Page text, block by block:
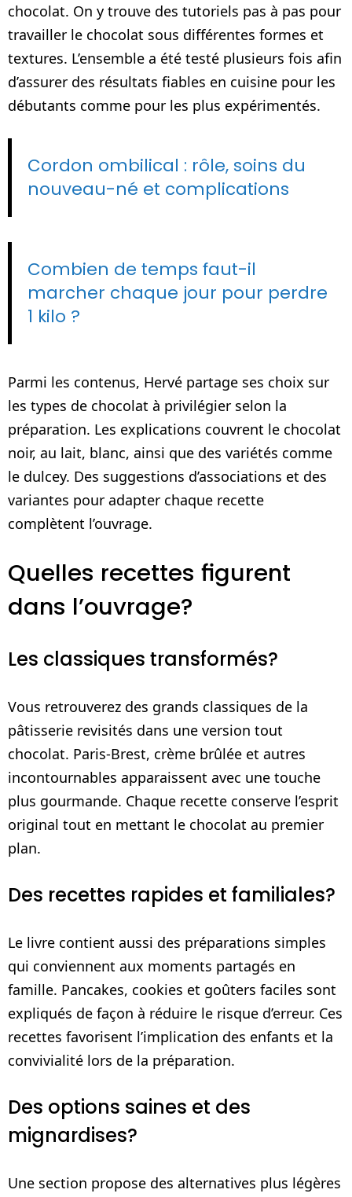
chocolat. On y trouve des tutoriels pas à pas pour
travailler le chocolat sous différentes formes et
textures. L’ensemble a été testé plusieurs fois afin
d’assurer des résultats fiables en cuisine pour les
débutants comme pour les plus expérimentés.
Cordon ombilical : rôle, soins du
nouveau-né et complications
Combien de temps faut-il
marcher chaque jour pour perdre
1 kilo ?
Parmi les contenus, Hervé partage ses choix sur
les types de chocolat à privilégier selon la
préparation. Les explications couvrent le chocolat
noir, au lait, blanc, ainsi que des variétés comme
le dulcey. Des suggestions d’associations et des
variantes pour adapter chaque recette
complètent l’ouvrage.
Quelles recettes figurent
dans l’ouvrage?
Les classiques transformés?
Vous retrouverez des grands classiques de la
pâtisserie revisités dans une version tout
chocolat. Paris-Brest, crème brûlée et autres
incontournables apparaissent avec une touche
plus gourmande. Chaque recette conserve l’esprit
original tout en mettant le chocolat au premier
plan.
Des recettes rapides et familiales?
Le livre contient aussi des préparations simples
qui conviennent aux moments partagés en
famille. Pancakes, cookies et goûters faciles sont
expliqués de façon à réduire le risque d’erreur. Ces
recettes favorisent l’implication des enfants et la
convivialité lors de la préparation.
Des options saines et des
mignardises?
Une section propose des alternatives plus légères